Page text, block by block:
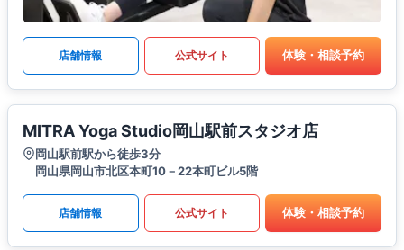
店舗情報 公式サイト 体験・相談予約
MITRA Yoga Studio岡山駅前スタジオ店
岡山駅前駅から徒歩3分
岡山県岡山市北区本町10－22本町ビル5階
店舗情報 公式サイト 体験・相談予約